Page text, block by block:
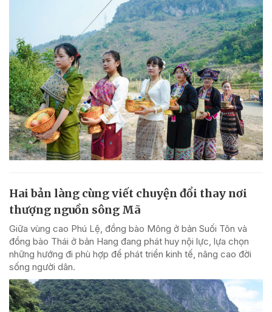
Hai bản làng cùng viết chuyện đổi thay nơi
thượng nguồn sông Mã
Giữa vùng cao Phú Lệ, đồng bào Mông ở bản Suối Tôn và
đồng bào Thái ở bản Hang đang phát huy nội lực, lựa chọn
những hướng đi phù hợp để phát triển kinh tế, nâng cao đời
sống người dân.